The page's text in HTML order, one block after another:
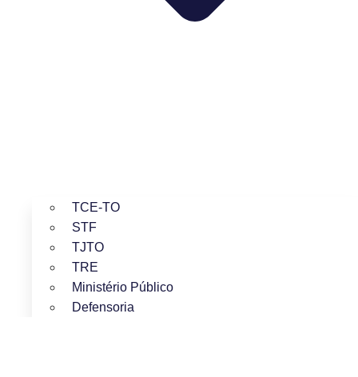
TCE-TO
STF
TJTO
TRE
Ministério Público
Defensoria